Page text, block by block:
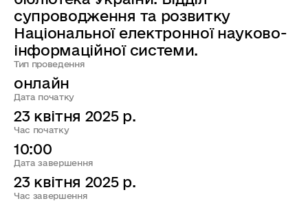
супроводження та розвитку
Національної електронної науково-
інформаційної системи.
Тип проведення
онлайн
Дата початку
23 квітня 2025 р.
Час початку
10:00
Дата завершення
23 квітня 2025 р.
Час завершення